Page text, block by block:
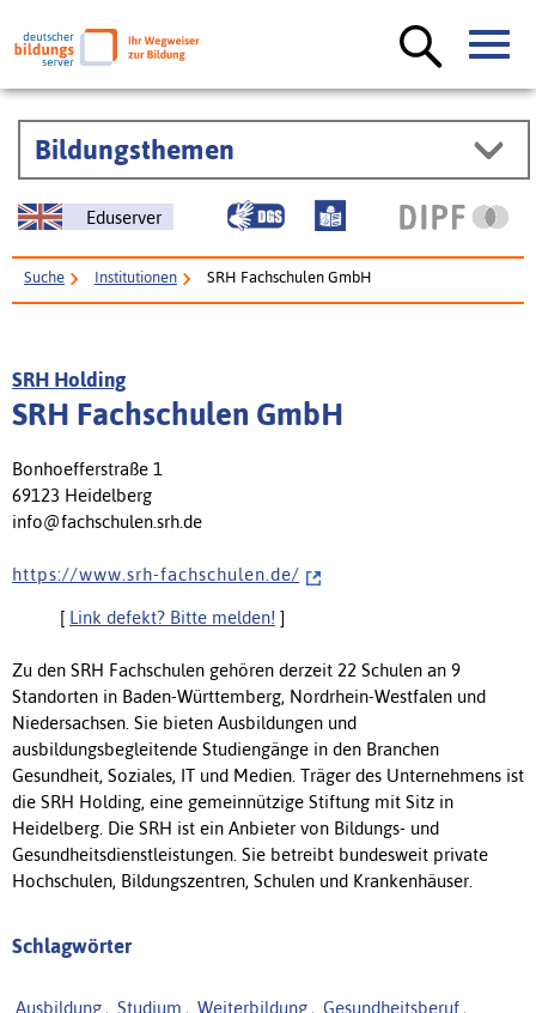
Bildungsthemen
Eduserver
Suche Institutionen SRH Fachschulen GmbH
SRH Holding
SRH Fachschulen GmbH
Bonhoefferstraße 1
69123 Heidelberg
info@fachschulen.srh.de
h t t p s : / / w w w . s r h - f a c h s c h u l e n . d e /
[ Link defekt? Bitte melden! ]
Zu den SRH Fachschulen gehören derzeit 22 Schulen an 9
Standorten in Baden-Württemberg, Nordrhein-Westfalen und
Niedersachsen. Sie bieten Ausbildungen und
ausbildungsbegleitende Studiengänge in den Branchen
Gesundheit, Soziales, IT und Medien. Träger des Unternehmens ist
die SRH Holding, eine gemeinnützige Stiftung mit Sitz in
Heidelberg. Die SRH ist ein Anbieter von Bildungs- und
Gesundheitsdienstleistungen. Sie betreibt bundesweit private
Hochschulen, Bildungszentren, Schulen und Krankenhäuser.
Schlagwörter
Ausbildung , Studium , Weiterbildung , Gesundheitsberuf ,